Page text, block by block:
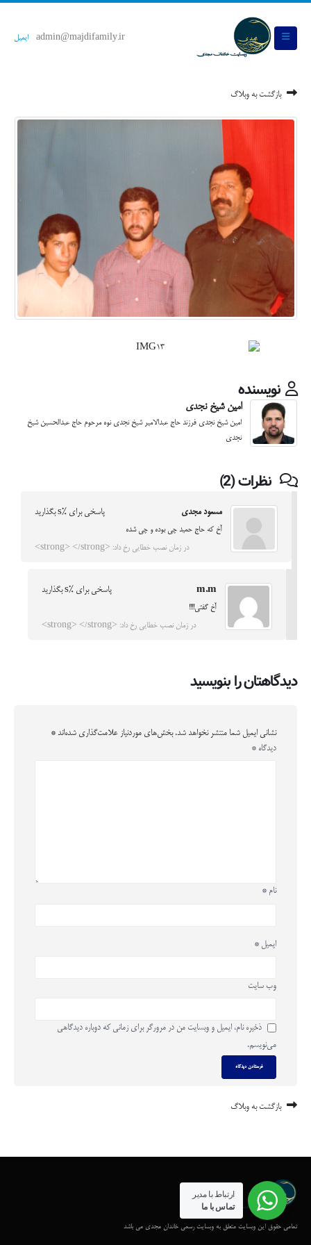
admin@majdifamily.ir ایمیل
بازگشت به وبلاگ
نویسنده
امین شیخ نجدی
امین شیخ نجدی فرزند حاج عبدالامیر شیخ نجدی نوه مرحوم حاج عبدالحسین شیخ
نجدی
نظرات (2)
مسعود مجدی پاسخی برای %s بگذارید
آخ که حاج حمید چی بوده و چی شده
در زمان نصب خطایی رخ داد: <strong> </strong>
m.m پاسخی برای %s بگذارید
آخ گفتی!!!!
در زمان نصب خطایی رخ داد: <strong> </strong>
دیدگاهتان را بنویسید
نشانی ایمیل شما منتشر نخواهد شد. بخش‌های موردنیاز علامت‌گذاری شده‌اند *
دیدگاه *
نام *
ایمیل *
وب‌ سایت
ذخیره نام، ایمیل و وبسایت من در مرورگر برای زمانی که دوباره دیدگاهی
می‌نویسم.
بازگشت به وبلاگ
تمامی حقوق این وبسایت متعلق به وبسایت رسمی خاندان مجدی می باشد
ارتباط با مدیر
تماس با ما